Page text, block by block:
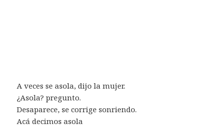
A veces se asola, dijo la mujer.
¿Asola? pregunto.
Desaparece, se corrige sonriendo.
Acá decimos asola